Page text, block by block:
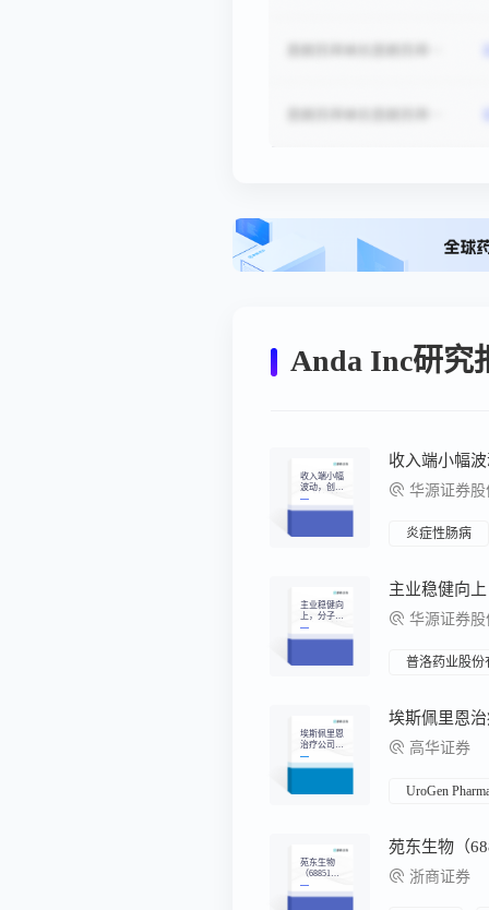
Anda Inc研究
收入端小幅
波动，创新
管线持续推
进
收入端小幅
华源证券
炎症性肠病
主业稳健向
上，分子胶
平台稀缺性
突出
主业稳健向
华源证券股份
普洛药业股份
埃斯佩里恩
治疗公司
（ESPR）：
Esperion Th
高华证券
UroGen
苑东生物
（68851
3）：2024&
2025Q1业绩
浙商证券